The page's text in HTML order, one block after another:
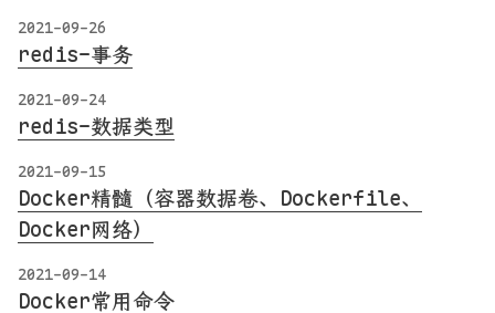
2021-09-26
redis-事务
2021-09-24
redis-数据类型
2021-09-15
Docker精髓（容器数据卷、Dockerfile、
Docker网络）
2021-09-14
Docker常用命令